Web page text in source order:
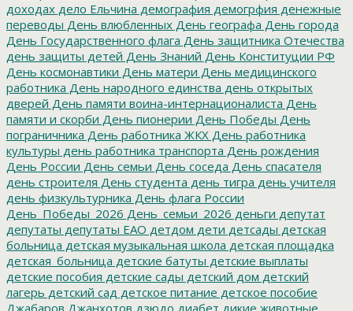
доходах дело Ельчина демография демогрфия денежные
переводы День влюбленных День географа День города
День Государственного флага День защитника Отечества
день защиты детей День Знаний День Конституции РФ
День космонавтики День матери День медицинского
работника День народного единства день открытых
дверей День памяти воина-интернационалиста День
памяти и скорби День пионерии День Победы День
пограничника День работника ЖКХ День работника
культуры день работника транспорта День рождения
День России День семьи День соседа День спасателя
день строителя День студента день тигра день учителя
день физкультурника День флага России
День_Победы_2026 День_семьи_2026 деньги депутат
депутаты депутаты ЕАО детдом дети детсады детская
больница детская музыкальная школа детская площадка
детская_больница детские батуты детские выплаты
детские пособия детские сады детский дом детский
лагерь детский сад детское питание детское пособие
Джабаров Джанхотов дзюдо диабет дикие животные